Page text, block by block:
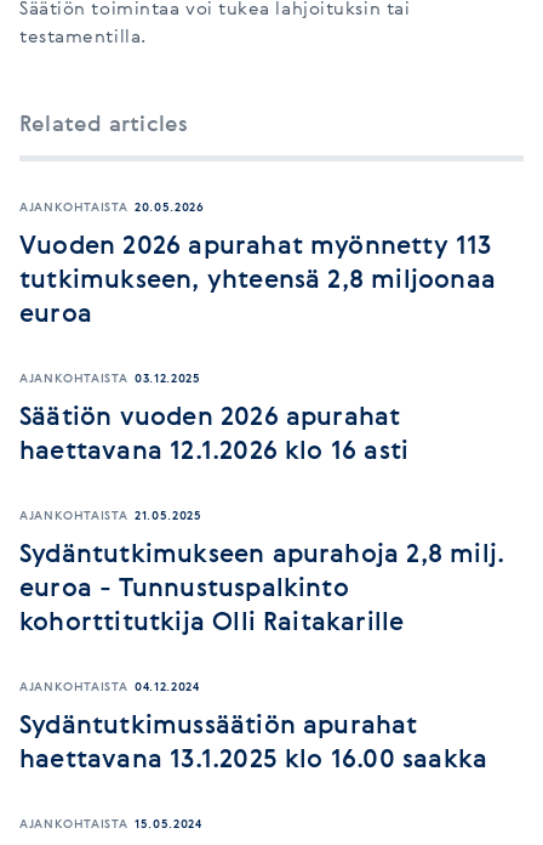
Säätiön toimintaa voi tukea lahjoituksin tai
testamentilla.
Related articles
AJANKOHTAISTA 20.05.2026
Vuoden 2026 apurahat myönnetty 113
tutkimukseen, yhteensä 2,8 miljoonaa
euroa
AJANKOHTAISTA 03.12.2025
Säätiön vuoden 2026 apurahat
haettavana 12.1.2026 klo 16 asti
AJANKOHTAISTA 21.05.2025
Sydäntutkimukseen apurahoja 2,8 milj.
euroa - Tunnustuspalkinto
kohorttitutkija Olli Raitakarille
AJANKOHTAISTA 04.12.2024
Sydäntutkimussäätiön apurahat
haettavana 13.1.2025 klo 16.00 saakka
AJANKOHTAISTA 15.05.2024